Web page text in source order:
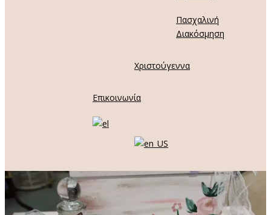
Πασχαλινή
Διακόσμηση
Χριστούγεννα
Επικοινωνία